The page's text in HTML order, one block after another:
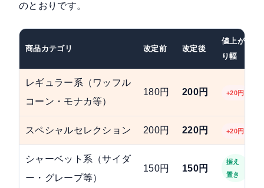
のとおりです。
商品カテゴリ 改定前 改定後
値上が
り幅
レギュラー系（ワッフル
コーン・モナカ等）
180円 200円 +20円
スペシャルセレクション 200円 220円 +20円
シャーベット系（サイダ
ー・グレープ等）
150円 150円
据え
置き